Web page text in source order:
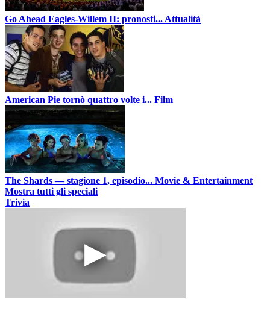
Go Ahead Eagles-Willem II: pronosti... Attualità
American Pie tornò quattro volte i... Film
The Shards — stagione 1, episodio... Movie & Entertainment
Mostra tutti gli speciali
Trivia